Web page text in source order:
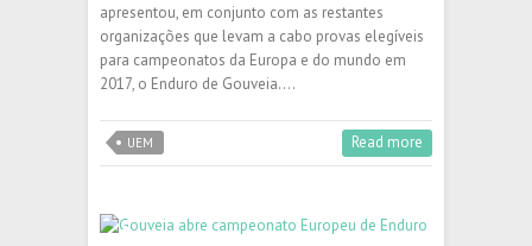
apresentou, em conjunto com as restantes
organizações que levam a cabo provas elegíveis
para campeonatos da Europa e do mundo em
2017, o Enduro de Gouveia.…
UEM Read more